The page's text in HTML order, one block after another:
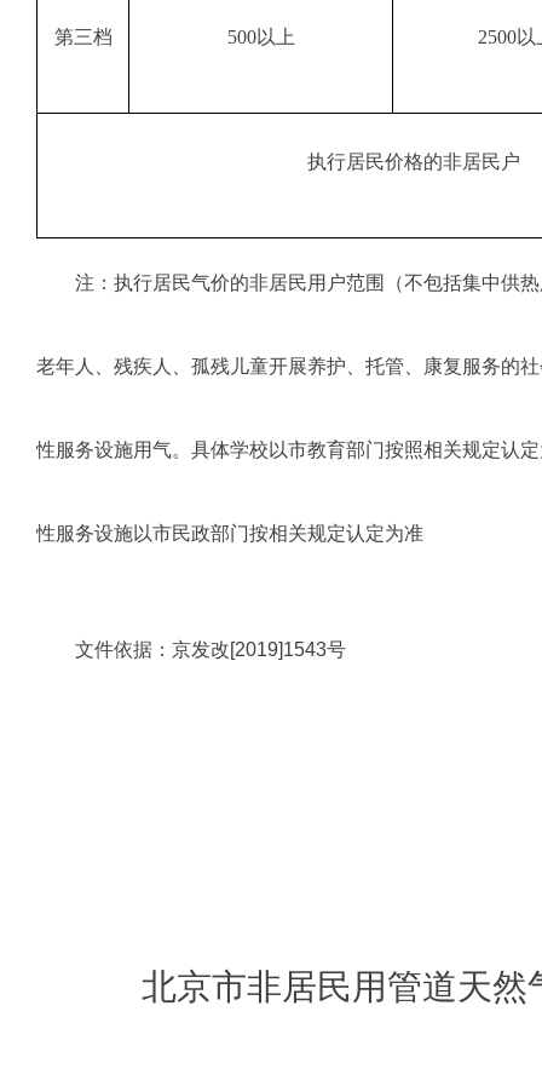
第三档 500以上 2500以
执行居民价格的非居民户
注：执行居民气价的非居民用户范围（不包括集中供热
老年人、残疾人、孤残儿童开展养护、托管、康复服务的
性服务设施用气。具体学校以市教育部门按照相关规定认
性服务设施以市民政部门按相关规定认定为准
文件依据：京发改[2019]1543号
北京市非居民用管道天然